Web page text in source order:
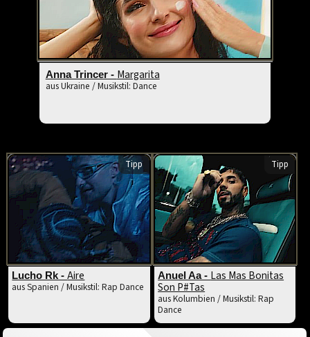
Anna Trincer - Margarita
aus Ukraine / Musikstil: Dance
Tipp
Lucho Rk -Aire
aus Spanien / Musikstil: Rap Dance
Tipp
Anuel Aa - Las Mas Bonitas
Son P#Tas
aus Kolumbien / Musikstil: Rap
Dance